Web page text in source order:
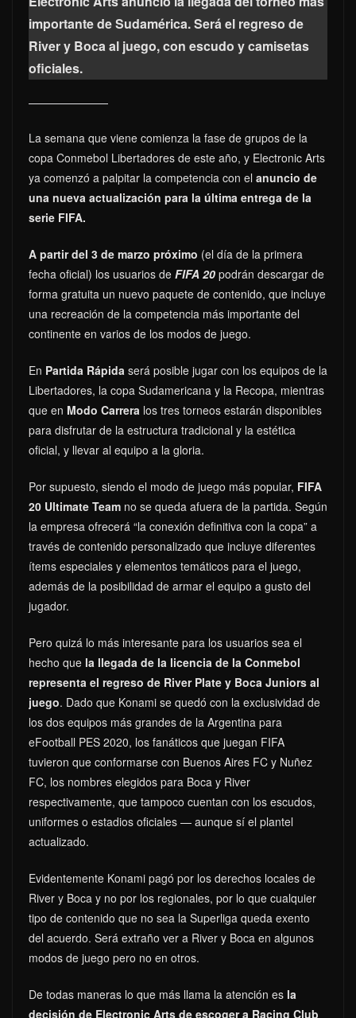
importante de Sudamérica. Será el regreso de
River y Boca al juego, con escudo y camisetas
oficiales.
La semana que viene comienza la fase de grupos de la
copa Conmebol Libertadores de este año, y Electronic Arts
ya comenzó a palpitar la competencia con el anuncio de
una nueva actualización para la última entrega de la
serie FIFA.
A partir del 3 de marzo próximo (el día de la primera
fecha oficial) los usuarios de FIFA 20 podrán descargar de
forma gratuita un nuevo paquete de contenido, que incluye
una recreación de la competencia más importante del
continente en varios de los modos de juego.
En Partida Rápida será posible jugar con los equipos de la
Libertadores, la copa Sudamericana y la Recopa, mientras
que en Modo Carrera los tres torneos estarán disponibles
para disfrutar de la estructura tradicional y la estética
oficial, y llevar al equipo a la gloria.
Por supuesto, siendo el modo de juego más popular, FIFA
20 Ultimate Team no se queda afuera de la partida. Según
la empresa ofrecerá “la conexión definitiva con la copa” a
través de contenido personalizado que incluye diferentes
ítems especiales y elementos temáticos para el juego,
además de la posibilidad de armar el equipo a gusto del
jugador.
Pero quizá lo más interesante para los usuarios sea el
hecho que la llegada de la licencia de la Conmebol
representa el regreso de River Plate y Boca Juniors al
juego. Dado que Konami se quedó con la exclusividad de
los dos equipos más grandes de la Argentina para
eFootball PES 2020, los fanáticos que juegan FIFA
tuvieron que conformarse con Buenos Aires FC y Nuñez
FC, los nombres elegidos para Boca y River
respectivamente, que tampoco cuentan con los escudos,
uniformes o estadios oficiales — aunque sí el plantel
actualizado.
Evidentemente Konami pagó por los derechos locales de
River y Boca y no por los regionales, por lo que cualquier
tipo de contenido que no sea la Superliga queda exento
del acuerdo. Será extraño ver a River y Boca en algunos
modos de juego pero no en otros.
De todas maneras lo que más llama la atención es la
decisión de Electronic Arts de escoger a Racing Club